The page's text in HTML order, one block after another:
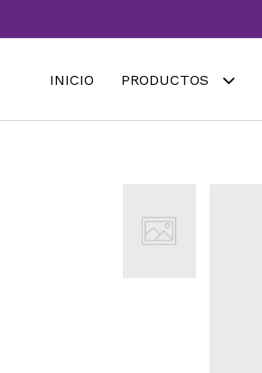
INICIO PRODUCTOS